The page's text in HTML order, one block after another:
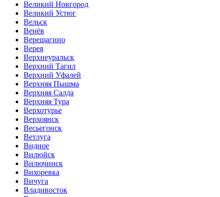
Великий Новгород
Великий Устюг
Вельск
Венёв
Верещагино
Верея
Верхнеуральск
Верхний Тагил
Верхний Уфалей
Верхняя Пышма
Верхняя Салда
Верхняя Тура
Верхотурье
Верхоянск
Весьегонск
Ветлуга
Видное
Вилюйск
Вилючинск
Вихоревка
Вичуга
Владивосток